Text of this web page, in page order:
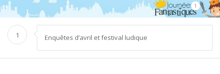
1
1 Enquêtes d’avril et festival ludique